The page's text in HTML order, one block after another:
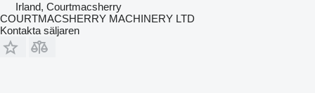
Irland, Courtmacsherry
COURTMACSHERRY MACHINERY LTD
Kontakta säljaren